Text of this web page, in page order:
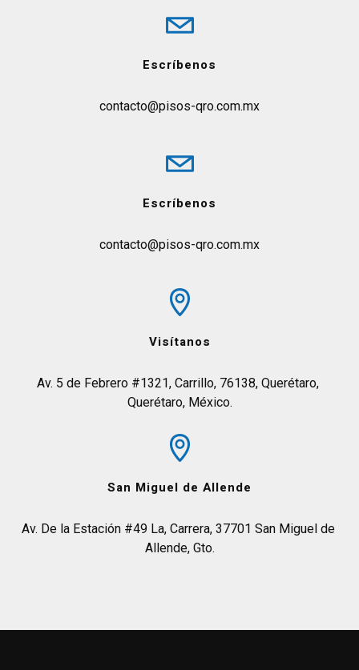
Escríbenos
contacto@pisos-qro.com.mx
Escríbenos
contacto@pisos-qro.com.mx
Visítanos
Av. 5 de Febrero #1321, Carrillo, 76138, Querétaro,
Querétaro, México.
San Miguel de Allende
Av. De la Estación #49 La, Carrera, 37701 San Miguel de
Allende, Gto.